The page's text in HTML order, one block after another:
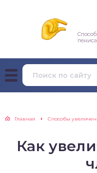
Главная Способы
Как